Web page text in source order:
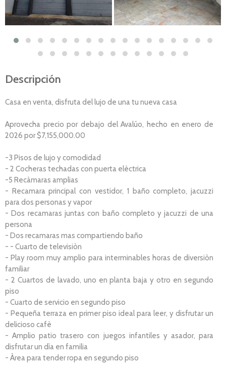
Descripción
Casa en venta, disfruta del lujo de una tu nueva casa
Aprovecha precio por debajo del Avalúo, hecho en enero de
2026 por $7,155,000.00
-3 Pisos de lujo y comodidad
- 2 Cocheras techadas con puerta elèctrica
-5 Recàmaras amplias
- Recamara principal con vestidor, 1 baño completo, jacuzzi
para dos personas y vapor
- Dos recamaras juntas con baño completo y jacuzzi de una
persona
- Dos recamaras mas compartiendo baño
- - Cuarto de televisiòn
- Play room muy amplio para interminables horas de diversiòn
familiar
- 2 Cuartos de lavado, uno en planta baja y otro en segundo
piso
- Cuarto de servicio en segundo piso
- Pequeña terraza en primer piso ideal para leer, y disfrutar un
delicioso cafè
- Amplio patio trasero con juegos infantiles y asador, para
disfrutar un dìa en familia
- Àrea para tender ropa en segundo piso